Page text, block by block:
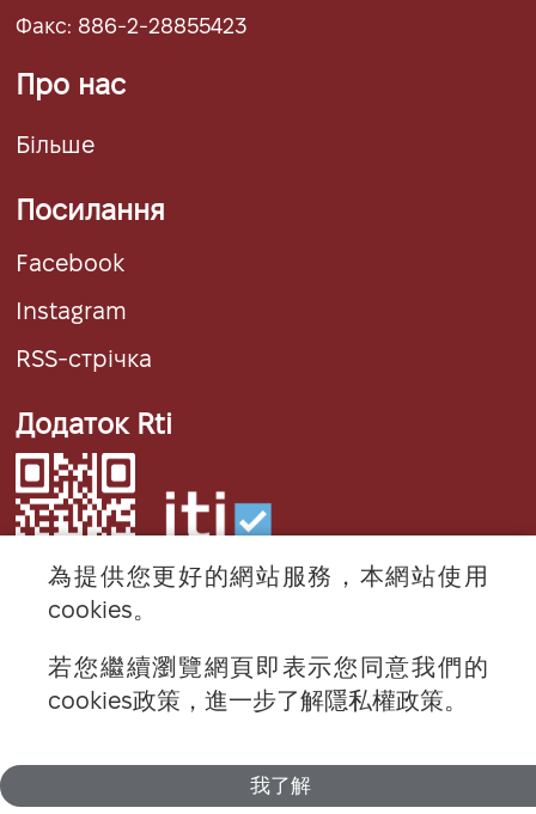
Факс: 886-2-28855423
Про нас
Більше
Посилання
Facebook
Instagram
RSS-стрічка
Додаток Rti
© 2024 RTI (Radio Taiwan International).
All rights reserved.
為提供您更好的網站服務，本網站使用
cookies。
若您繼續瀏覽網頁即表示您同意我們的
cookies政策，進一步了解隱私權政策。
我了解